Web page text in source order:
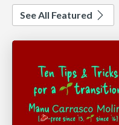
See All Featured